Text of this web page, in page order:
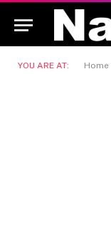
YOU ARE AT: Home